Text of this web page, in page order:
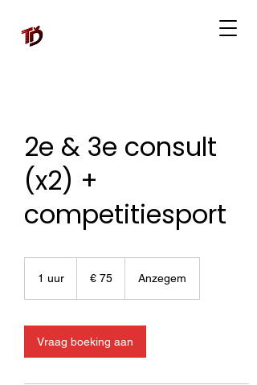
2e & 3e consult
(x2) +
competitiesport
1 uur € 75 Anzegem
Vraag boeking aan